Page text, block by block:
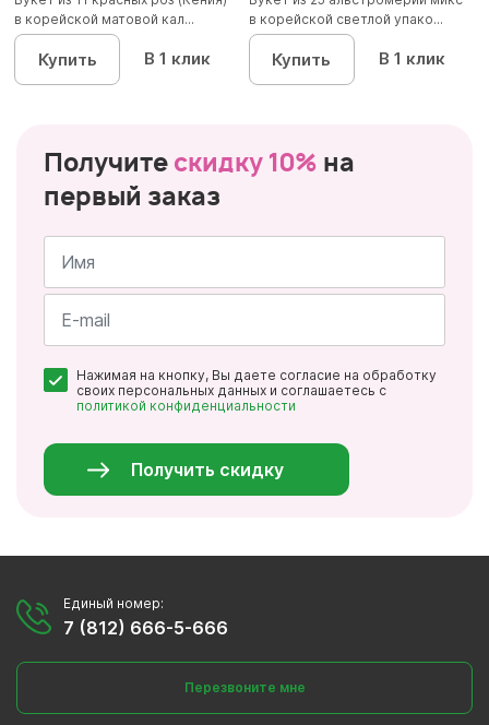
в корейской матовой кал...
Купить В 1 клик
в корейской светлой упако...
Купить В 1 клик
Получите скидку 10% на
первый заказ
Имя
*
Нажимая на кнопку, Вы даете согласие на обработку
своих персональных данных и соглашаетесь с
политикой конфиденциальности
Получить скидку
Единый номер:
7 (812) 666-5-666
Перезвоните мне